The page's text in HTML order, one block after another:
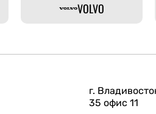
VOLVO
г.
35 офис 11